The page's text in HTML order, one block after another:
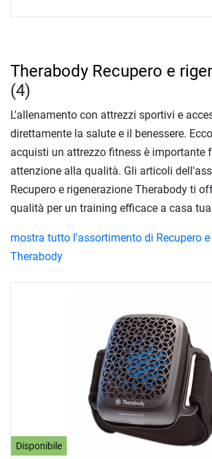
Disponibile
Therabody Recupero e
(4)
L'allenamento con attrezzi sportivi e
direttamente la salute e il benessere.
acquisti un attrezzo fitness è importante
attenzione alla qualità. Gli articoli
Recupero e rigenerazione Therabody ti
qualità per un training efficace a casa
mostra tutto l'assortimento di Recupero
Therabody